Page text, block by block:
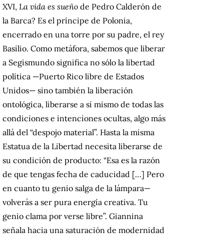
XVI, La vida es sueño de Pedro Calderón de
la Barca? Es el príncipe de Polonia,
encerrado en una torre por su padre, el rey
Basilio. Como metáfora, sabemos que liberar
a Segismundo significa no sólo la libertad
política —Puerto Rico libre de Estados
Unidos— sino también la liberación
ontológica, liberarse a sí mismo de todas las
condiciones e intenciones ocultas, algo más
allá del “despojo material”. Hasta la misma
Estatua de la Libertad necesita liberarse de
su condición de producto: “Esa es la razón
de que tengas fecha de caducidad […] Pero
en cuanto tu genio salga de la lámpara—
volverás a ser pura energía creativa. Tu
genio clama por verse libre”. Giannina
señala hacia una saturación de modernidad